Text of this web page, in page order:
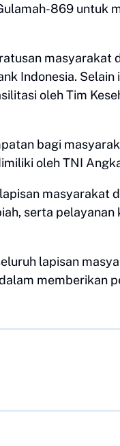
869 untuk
masyarakat
Indonesia. Selain
oleh Tim
bagi
oleh TNI
masyarakat
serta pelayanan
lapisan
memberikan